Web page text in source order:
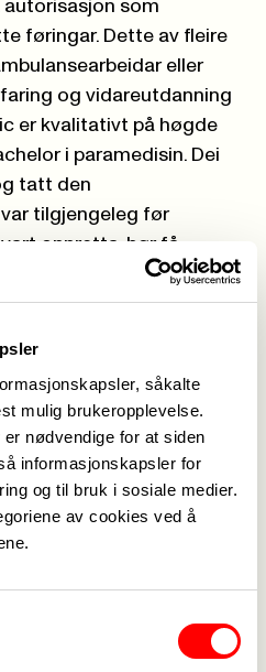
såkalte
mulig brukeropplevelse.
nødvendige for at siden
informasjonskapsler for
og til bruk i sosiale medier.
av cookies ved å
autorisasjon som
føringar. Dette av fleire
eller
og vidareutdanning
er kvalitativt på høgde
i paramedisin. Dei
tatt den
tilgjengeleg før
oppretta, bør få
paramedisinarar. Ved å
ein ved eit potensielt
til å bidra i utviklinga
og sjukepleiarar
paramedic har
og er rettleiarar i
på
når det gjeld
formalkompetansen,
fullmakter og